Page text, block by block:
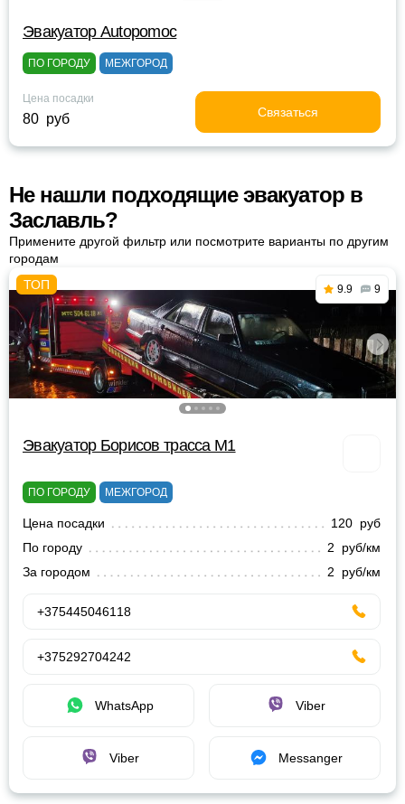
Эвакуатор Autopomoc
ПО ГОРОДУ МЕЖГОРОД
Цена посадки
80 руб Связаться
Не нашли подходящие эвакуатор в
Заславль?
Примените другой фильтр или посмотрите варианты по другим
городам
9.9 9
Эвакуатор Борисов трасса М1
ПО ГОРОДУ МЕЖГОРОД
Цена посадки
120 руб
По городу
2 руб/км
За городом
2 руб/км
+375445046118
+375292704242
WhatsApp Viber
Viber Messanger